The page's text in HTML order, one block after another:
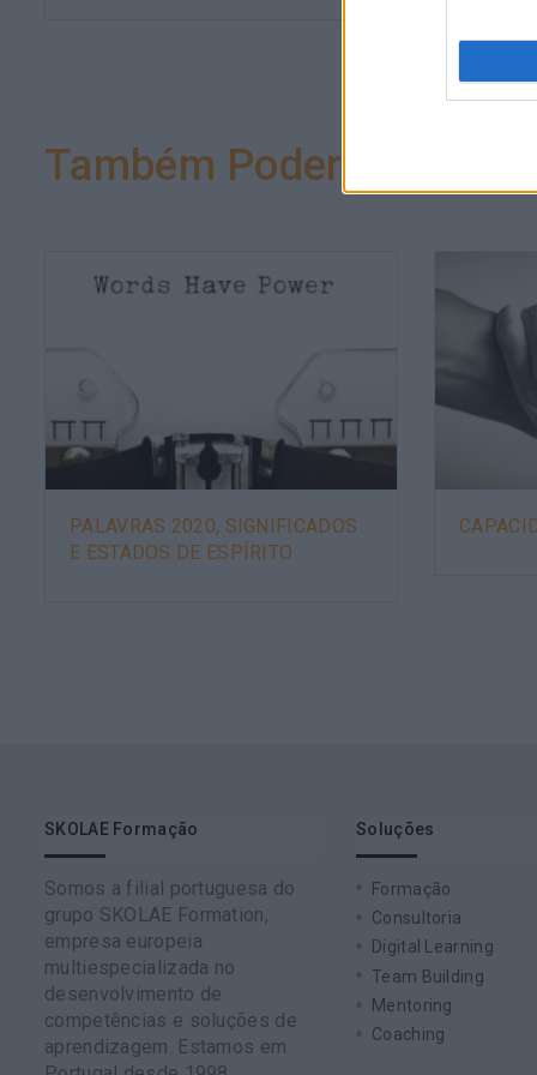
Também Poderá Gostar
PALAVRAS 2020, SIGNIFICADOS
E ESTADOS DE ESPÍRITO
SKOLAE Formação
Somos a filial portuguesa do
grupo SKOLAE Formation,
empresa europeia
multiespecializada no
desenvolvimento de
competências e soluções de
aprendizagem. Estamos em
Soluções
Formação
Consultoria
Digital Learning
Team Building
Mentoring
Coaching